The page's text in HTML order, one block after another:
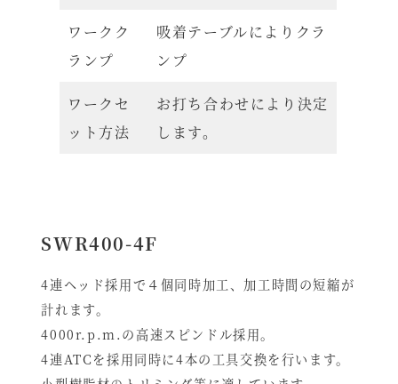
ワークク
ランプ
吸着テーブルによりクラ
ンプ
ワークセ
ット方法
お打ち合わせにより決定
します。
SWR400-4F
4連ヘッド採用で４個同時加工、加工時間の短縮が
計れます。
4000r.p.m.の高速スピンドル採用。
4連ATCを採用同時に4本の工具交換を行います。